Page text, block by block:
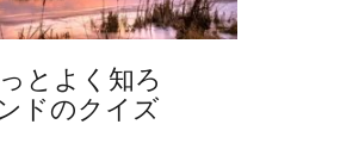
とよく知ろ
ドのクイズ